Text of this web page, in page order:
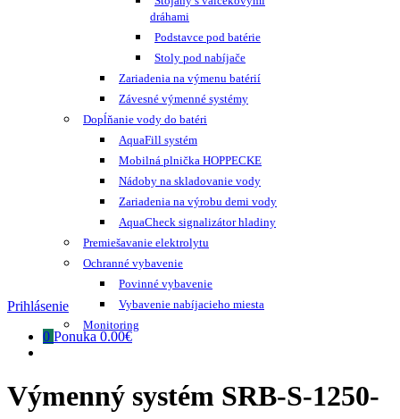
dráhami
Podstavce pod batérie
Stoly pod nabíjače
Zariadenia na výmenu batérií
Závesné výmenné systémy
Dopĺňanie vody do batéri
AquaFill systém
Mobilná plnička HOPPECKE
Nádoby na skladovanie vody
Zariadenia na výrobu demi vody
AquaCheck signalizátor hladiny
Premiešavanie elektrolytu
Ochranné vybavenie
Povinné vybavenie
Vybavenie nabíjacieho miesta
Monitoring
Prihlásenie
0 Ponuka 0.00€
Výmenný systém SRB-S-1250-